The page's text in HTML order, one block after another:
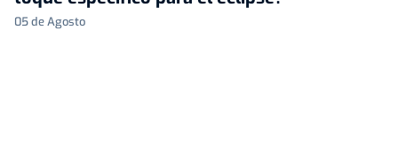
05 de Agosto